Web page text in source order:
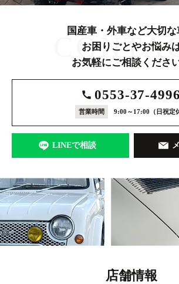
国産車・外車など大切な
お困りごとやお悩み
お気軽にご相談くださ
0553-37-4996
営業時間 9:00～17:00 （日祝定
LINEで相談
店舗情報